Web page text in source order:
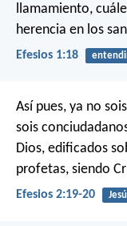
llamamiento,
herencia en los
Efesios 1:18
Así pues, ya no
sois
Dios, edificados
profetas, siendo
Efesios 2:19-20